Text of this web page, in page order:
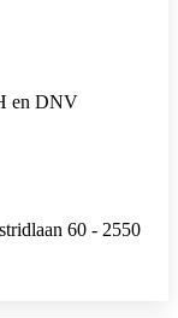
en DNV
60 - 2550